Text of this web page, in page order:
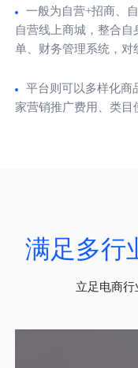
一般为自营+招商、
自营线上商城，整合
单、财务管理系统，对
平台则可以多样化商
家营销推广费用、类目
满足多行
立足电商